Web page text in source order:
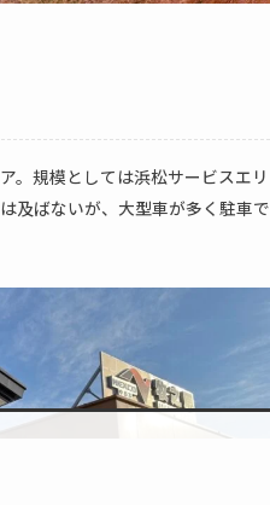
。規模としては浜松サービスエリ
及ばないが、大型車が多く駐車で